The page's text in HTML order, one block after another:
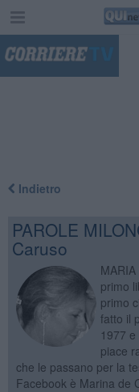
Indietro
PAROLE
Caruso
primo
primo
fatto il
1977
piace
che le passano per la
Facebook è Marina de